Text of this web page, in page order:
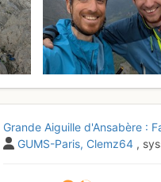
Grande Aiguille d'Ansabère :
GUMS-Paris Clemz64 ,